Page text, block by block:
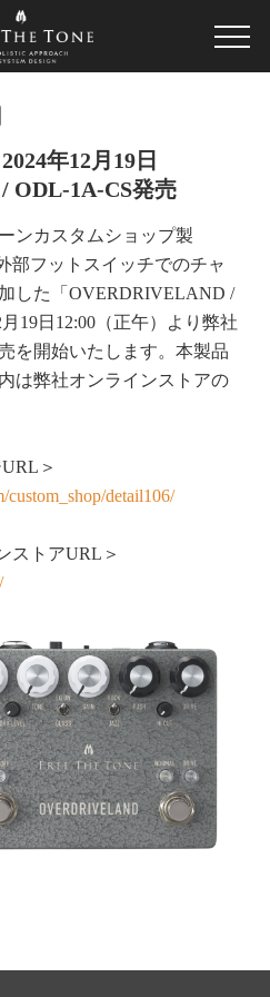
年12月19日
ODL-1A-CS発売
ンカスタムショップ製
部フットスイッチでのチャ
した「OVERDRIVELAND /
19日12:00（正午）より弊社
を開始いたします。本製品
は弊社オンラインストアの
＞
custom_shop/detail106/
ストアURL＞